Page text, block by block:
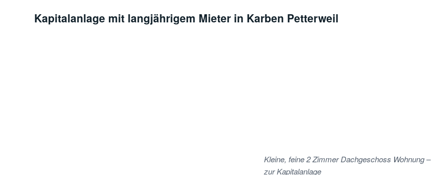
Kapitalanlage mit langjährigem Mieter in Karben Petterweil
Kleine, feine 2 Zimmer Dachgeschoss Wohnung –
zur Kapitalanlage